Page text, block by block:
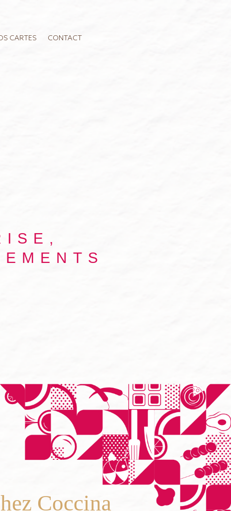
CARTES CONTACT
Coccina